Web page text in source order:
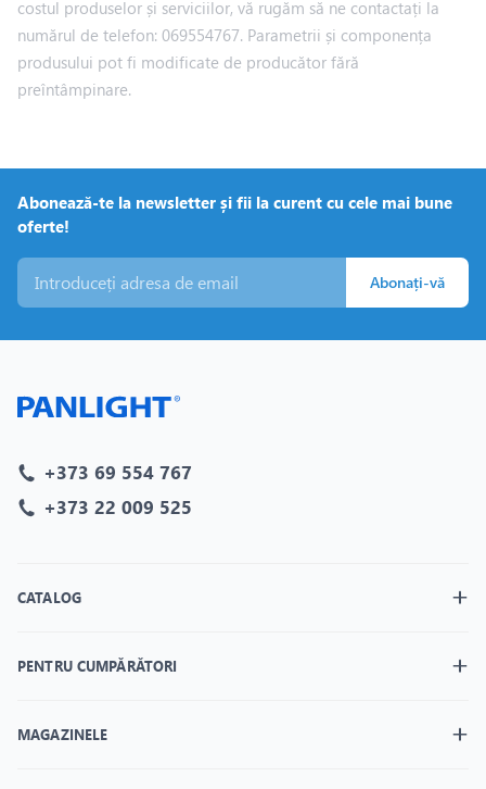
costul produselor și serviciilor, vă rugăm să ne contactați la
numărul de telefon: 069554767. Parametrii și componența
produsului pot fi modificate de producător fără
preîntâmpinare.
Abonează-te la newsletter și fii la curent cu cele mai bune
oferte!
Abonați-vă
+373 69 554 767
+373 22 009 525
CATALOG
PENTRU CUMPĂRĂTORI
MAGAZINELE